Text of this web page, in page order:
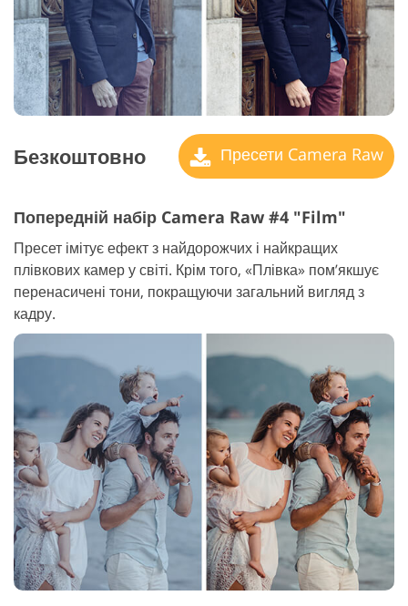
Безкоштовно Пресети Camera Raw
Попередній набір Camera Raw #4 "Film"
Пресет імітує ефект з найдорожчих і найкращих
плівкових камер у світі. Крім того, «Плівка» пом’якшує
перенасичені тони, покращуючи загальний вигляд з
кадру.